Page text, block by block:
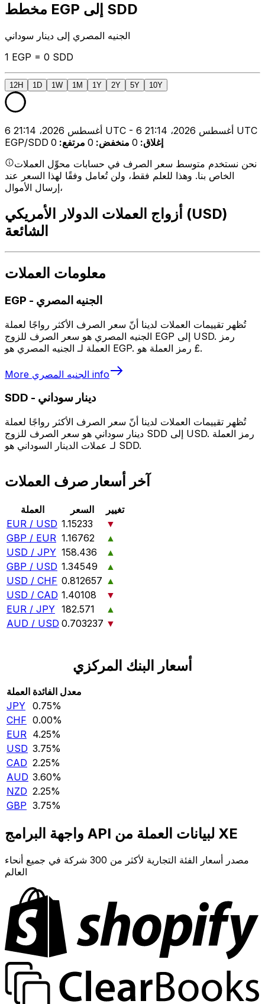
مخطط EGP إلى SDD
الجنيه المصري إلى دينار سوداني
1 EGP = 0 SDD
12H 1D 1W 1M 1Y 2Y 5Y 10Y
6 أغسطس 2026، 21:14 UTC - 6 أغسطس 2026، 21:14 UTC
EGP/SDD
إغلاق:
0 منخفض:
0 مرتفع:
0
نحن نستخدم متوسط سعر الصرف في حسابات محوِّل العملات
الخاص بنا. وهذا للعلم فقط، ولن تُعامل وفقًا لهذا السعر عند
إرسال الأموال،
أزواج العملات الدولار الأمريكي (USD)
الشائعة
معلومات العملات
EGP - الجنيه المصري
تُظهر تقييمات العملات لدينا أنّ سعر الصرف الأكثر رواجًا لعملة
الجنيه المصري هو سعر الصرف للزوج EGP إلى USD. رمز
العملة لـ الجنيه المصري هو EGP. رمز العملة هو £.
More الجنيه المصري info
SDD - دينار سوداني
تُظهر تقييمات العملات لدينا أنّ سعر الصرف الأكثر رواجًا لعملة
دينار سوداني هو سعر الصرف للزوج SDD إلى USD. رمز العملة
لـ عملات الدينار السوداني هو SDD.
آخر أسعار صرف العملات
العملة السعر
تغيير
EUR / USD 1.15233
▼
GBP / EUR 1.16762
▲
USD / JPY 158.436
▲
GBP / USD 1.34549
▲
USD / CHF 0.812657 ▲
USD / CAD 1.40108
▼
EUR / JPY 182.571
▲
AUD / USD 0.703237 ▼
أسعار البنك المركزي
العملة معدل الفائدة
JPY 0.75‎%‎
CHF 0.00‎%‎
EUR 4.25‎%‎
USD 3.75‎%‎
CAD 2.25‎%‎
AUD 3.60‎%‎
NZD 2.25‎%‎
GBP 3.75‎%‎
واجهة البرامج API لبيانات العملة من XE
مصدر أسعار الفئة التجارية لأكثر من 300 شركة في جميع أنحاء
العالم